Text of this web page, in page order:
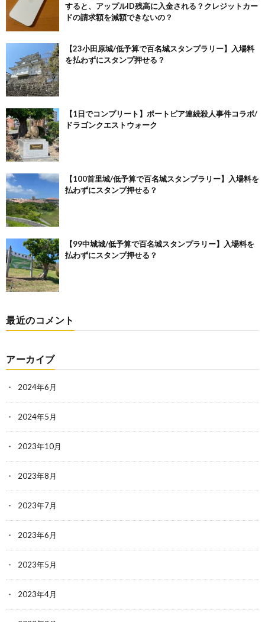
すると、アップルID残高に入金される？クレジットカー
ドの請求額を減額できないの？
【23小田原城/低予算で百名城スタンプラリー】入場料
を払わずにスタンプ押せる？
【1日でコンプリート】ポートピア連続殺人事件コラボ/
ドラゴンクエストウォーク
【100首里城/低予算で百名城スタンプラリー】入場料を
払わずにスタンプ押せる？
【99中城城/低予算で百名城スタンプラリー】入場料を
払わずにスタンプ押せる？
最近のコメント
アーカイブ
2024年6月
2024年5月
2023年10月
2023年8月
2023年7月
2023年6月
2023年5月
2023年4月